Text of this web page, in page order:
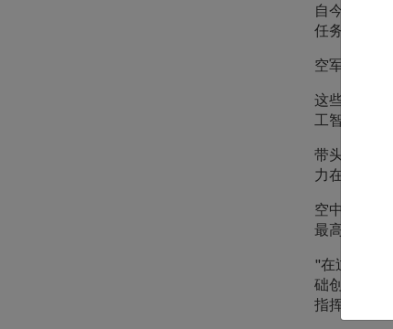
自今年年初
任务目前是
空军还一直
这些都是新
工智能等新
带头进行这
力在10月4
空中武力产
最高奖项 -
"在过去的
础创新，这
指挥司令部